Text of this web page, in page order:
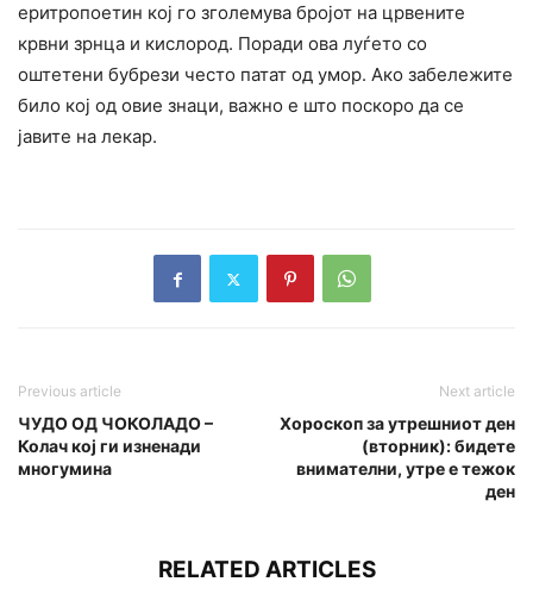
еритропоетин кој го зголемува бројот на црвените
крвни зрнца и кислород. Поради ова луѓето со
оштетени бубрези често патат од умор. Ако забележите
било кој од овие знаци, важно е што поскоро да се
јавите на лекар.
Previous article
ЧУДО ОД ЧОКОЛАДО –
Колач кој ги изненади
многумина
Next article
Хороскоп за утрешниот ден
(вторник): бидете
внимателни, утре е тежок
ден
RELATED ARTICLES